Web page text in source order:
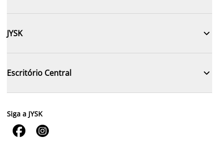
JYSK 
Escritório Central 
Siga a JYSK
 